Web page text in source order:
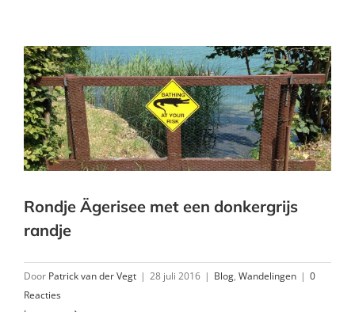
Rondje Ägerisee met een donkergrijs
randje
Door Patrick van der Vegt | 28 juli 2016 | Blog, Wandelingen | 0
Reacties